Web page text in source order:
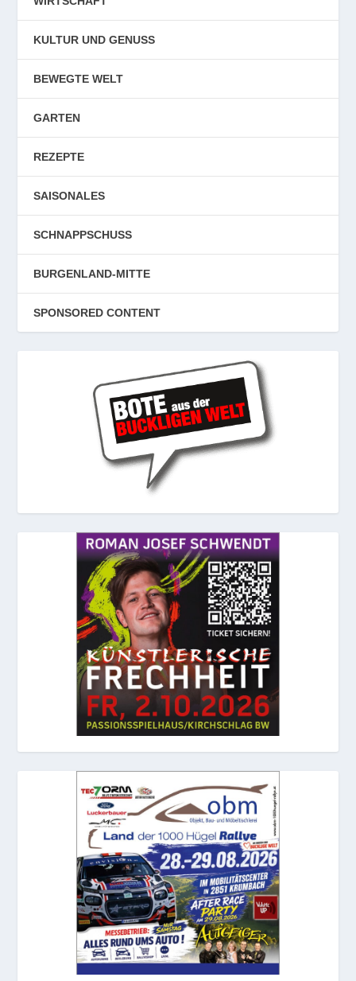
KULTUR UND GENUSS
BEWEGTE WELT
GARTEN
REZEPTE
SAISONALES
SCHNAPPSCHUSS
BURGENLAND-MITTE
SPONSORED CONTENT